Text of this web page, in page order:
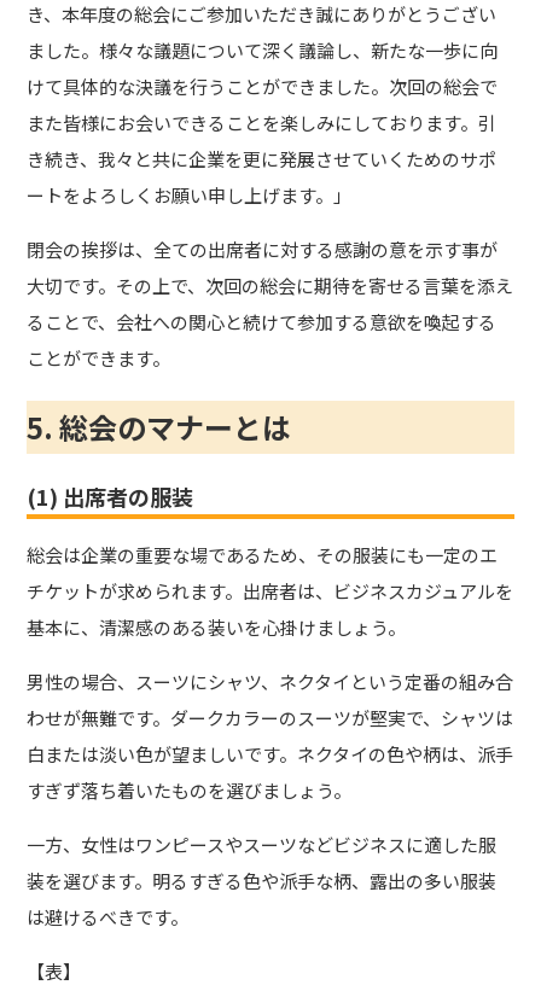
き、本年度の総会にご参加いただき誠にありがとうござい
ました。様々な議題について深く議論し、新たな一歩に向
けて具体的な決議を行うことができました。次回の総会で
また皆様にお会いできることを楽しみにしております。引
き続き、我々と共に企業を更に発展させていくためのサポ
ートをよろしくお願い申し上げます。」
閉会の挨拶は、全ての出席者に対する感謝の意を示す事が
大切です。その上で、次回の総会に期待を寄せる言葉を添え
ることで、会社への関心と続けて参加する意欲を喚起する
ことができます。
5. 総会のマナーとは
(1) 出席者の服装
総会は企業の重要な場であるため、その服装にも一定のエ
チケットが求められます。出席者は、ビジネスカジュアルを
基本に、清潔感のある装いを心掛けましょう。
男性の場合、スーツにシャツ、ネクタイという定番の組み合
わせが無難です。ダークカラーのスーツが堅実で、シャツは
白または淡い色が望ましいです。ネクタイの色や柄は、派手
すぎず落ち着いたものを選びましょう。
一方、女性はワンピースやスーツなどビジネスに適した服
装を選びます。明るすぎる色や派手な柄、露出の多い服装
は避けるべきです。
【表】